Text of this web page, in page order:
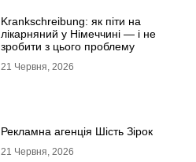
Krankschreibung: як піти на
лікарняний у Німеччині — і не
зробити з цього проблему
21 Червня, 2026
Рекламна агенція Шість Зірок
21 Червня, 2026